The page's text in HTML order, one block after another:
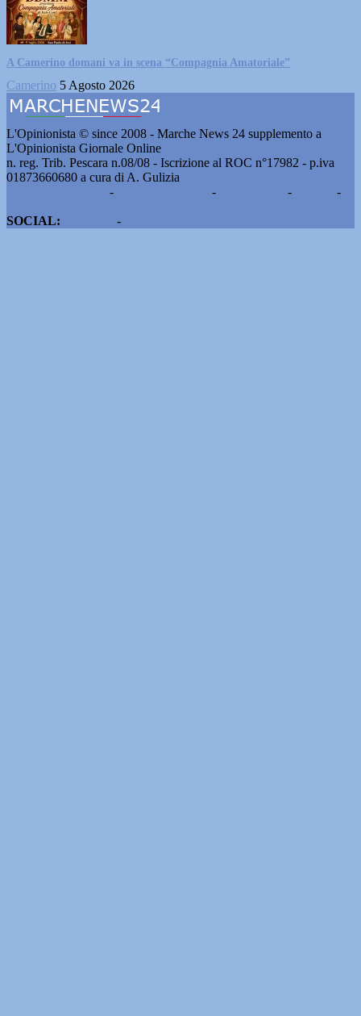
A Camerino domani va in scena “Compagnia Amatoriale”
Camerino 5 Agosto 2026
L'Opinionista © since 2008 - Marche News 24 supplemento a
L'Opinionista Giornale Online
n. reg. Trib. Pescara n.08/08 - Iscrizione al ROC n°17982 - p.iva
01873660680 a cura di A. Gulizia
- - -
-
SOCIAL:
-